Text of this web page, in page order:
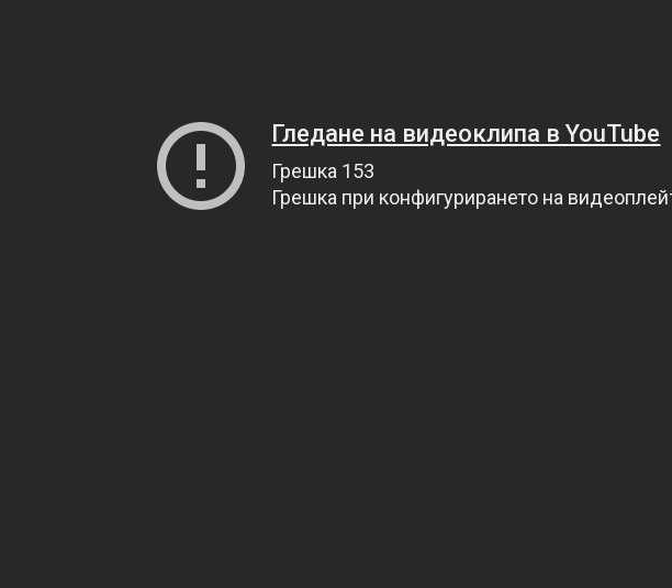
Гледане на видеоклипа в YouTube
Грешка 153
Грешка при конфигурирането на